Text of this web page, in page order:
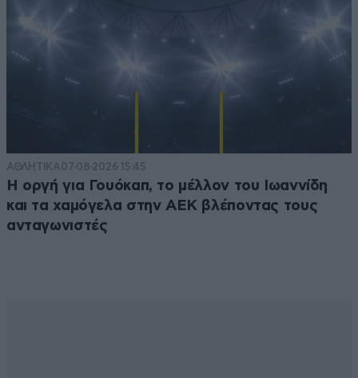
ΑΘΛΗΤΙΚΑ07·08·2026 15:45
Η οργή για Γουόκαπ, το μέλλον του Ιωαννίδη
και τα χαμόγελα στην ΑΕΚ βλέποντας τους
ανταγωνιστές